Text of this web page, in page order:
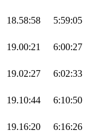
18.58:58 5:59:05
19.00:21 6:00:27
19.02:27 6:02:33
19.10:44 6:10:50
19.16:20 6:16:26